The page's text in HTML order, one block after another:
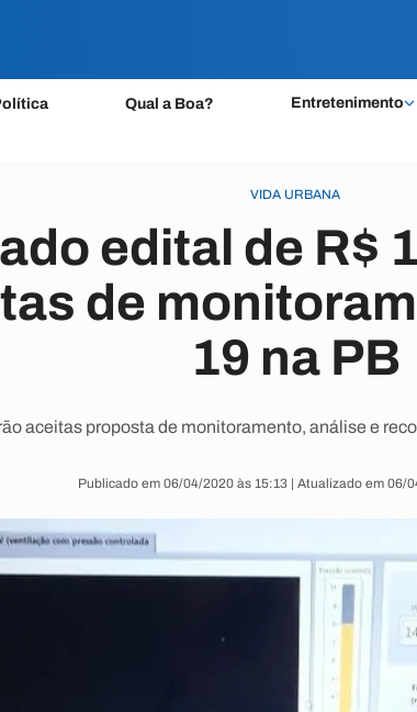
Qual a Boa? Entretenimento
VIDA URBANA
edital de R$
de
19 na PB
aceitas proposta de monitoramento, análise e
Publicado em 06/04/2020 às 15:13 | Atualizado em 06/